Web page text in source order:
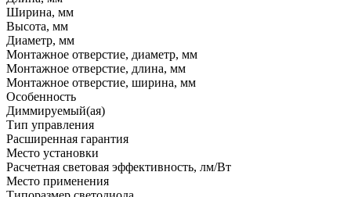
Ширина, мм
Высота, мм
Диаметр, мм
Монтажное отверстие, диаметр, мм
Монтажное отверстие, длина, мм
Монтажное отверстие, ширина, мм
Особенность
Диммируемый(ая)
Тип управления
Расширенная гарантия
Место установки
Расчетная световая эффективность, лм/Вт
Место применения